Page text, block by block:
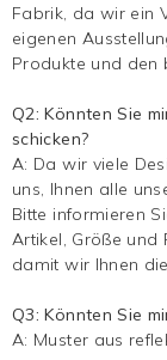
Fabrik, da wir ein
eigenen
Produkte und den
Q2: Könnten Sie
schicken?
A: Da wir viele
uns, Ihnen alle
Bitte informieren
Artikel, Größe und
damit wir Ihnen
Q3: Könnten Sie
A: Muster aus